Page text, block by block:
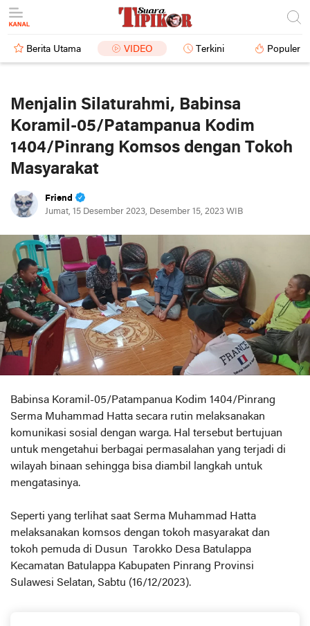
Berita Utama VIDEO Terkini Populer
Menjalin Silaturahmi, Babinsa
Koramil-05/Patampanua Kodim
1404/Pinrang Komsos dengan Tokoh
Masyarakat
Friend
Jumat, 15 Desember 2023, Desember 15, 2023 WIB
Babinsa Koramil-05/Patampanua Kodim 1404/Pinrang
Serma Muhammad Hatta secara rutin melaksanakan
komunikasi sosial dengan warga. Hal tersebut bertujuan
untuk mengetahui berbagai permasalahan yang terjadi di
wilayah binaan sehingga bisa diambil langkah untuk
mengatasinya.
Seperti yang terlihat saat Serma Muhammad Hatta
melaksanakan komsos dengan tokoh masyarakat dan
tokoh pemuda di Dusun Tarokko Desa Batulappa
Kecamatan Batulappa Kabupaten Pinrang Provinsi
Sulawesi Selatan, Sabtu (16/12/2023).